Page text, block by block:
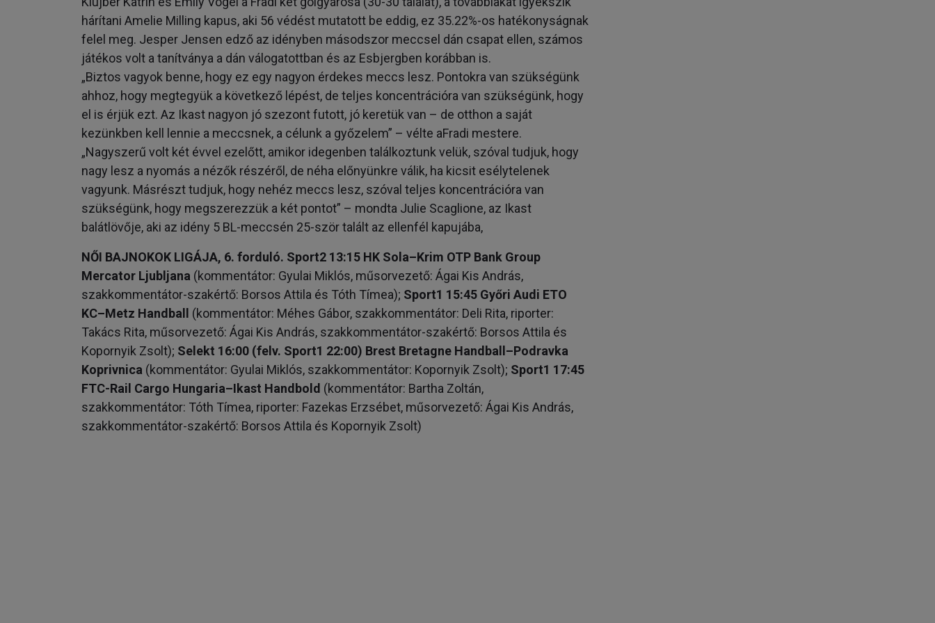
hárítani Amelie Milling kapus, aki 56 védést mutatott be eddig, ez 35.22%-os hatékonyságnak
felel meg. Jesper Jensen edző az idényben másodszor meccsel dán csapat ellen, számos
játékos volt a tanítványa a dán válogatottban és az Esbjergben korábban is.
„Biztos vagyok benne, hogy ez egy nagyon érdekes meccs lesz. Pontokra van szükségünk
ahhoz, hogy megtegyük a következő lépést, de teljes koncentrációra van szükségünk, hogy
el is érjük ezt. Az Ikast nagyon jó szezont futott, jó keretük van – de otthon a saját
kezünkben kell lennie a meccsnek, a célunk a győzelem” – vélte aFradi mestere.
„Nagyszerű volt két évvel ezelőtt, amikor idegenben találkoztunk velük, szóval tudjuk, hogy
nagy lesz a nyomás a nézők részéről, de néha előnyünkre válik, ha kicsit esélytelenek
vagyunk. Másrészt tudjuk, hogy nehéz meccs lesz, szóval teljes koncentrációra van
szükségünk, hogy megszerezzük a két pontot” – mondta Julie Scaglione, az Ikast
balátlövője, aki az idény 5 BL-meccsén 25-ször talált az ellenfél kapujába,
NŐI BAJNOKOK LIGÁJA, 6. forduló. Sport2 13:15 HK Sola–Krim OTP Bank Group
Mercator Ljubljana (kommentátor: Gyulai Miklós, műsorvezető: Ágai Kis András,
szakkommentátor-szakértő: Borsos Attila és Tóth Tímea); Sport1 15:45 Győri Audi ETO
KC–Metz Handball (kommentátor: Méhes Gábor, szakkommentátor: Deli Rita, riporter:
Takács Rita, műsorvezető: Ágai Kis András, szakkommentátor-szakértő: Borsos Attila és
Kopornyik Zsolt); Selekt 16:00 (felv. Sport1 22:00) Brest Bretagne Handball–Podravka
Koprivnica (kommentátor: Gyulai Miklós, szakkommentátor: Kopornyik Zsolt); Sport1 17:45
FTC-Rail Cargo Hungaria–Ikast Handbold (kommentátor: Bartha Zoltán,
szakkommentátor: Tóth Tímea, riporter: Fazekas Erzsébet, műsorvezető: Ágai Kis András,
szakkommentátor-szakértő: Borsos Attila és Kopornyik Zsolt)